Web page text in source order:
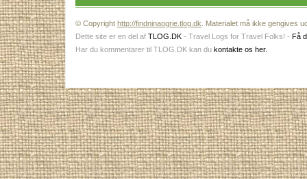
© Copyright http://findninaogrie.tlog.dk . Materialet må ikke gengives
Dette site er en del af TLOG.DK - Travel Logs for Travel Folks! - Få
Har du kommentarer til TLOG.DK kan du kontakte os her.